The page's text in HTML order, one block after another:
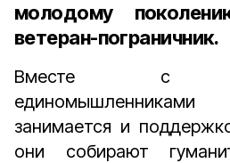
молодому
ветеран-пограничник.
Вместе с
занимается и
они собирают